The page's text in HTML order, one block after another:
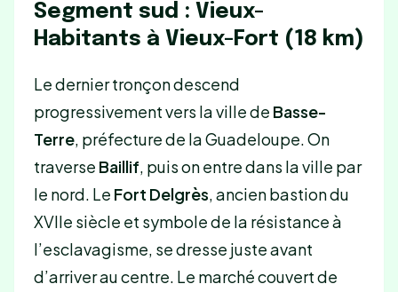
Segment sud : Vieux-
Habitants à Vieux-Fort (18 km)
Le dernier tronçon descend
progressivement vers la ville de Basse-
Terre, préfecture de la Guadeloupe. On
traverse Baillif , puis on entre dans la ville par
le nord. Le Fort Delgrès , ancien bastion du
XVIIe siècle et symbole de la résistance à
l’esclavagisme, se dresse juste avant
d’arriver au centre. Le marché couvert de